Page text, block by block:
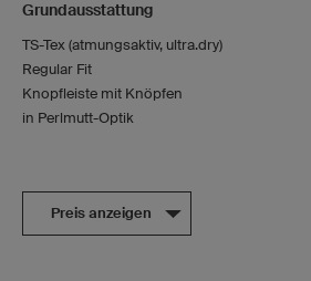
Grundausstattung
TS-Tex (atmungsaktiv, ultra.dry)
Regular Fit
Knopfleiste mit Knöpfen
in Perlmutt-Optik
Preis anzeigen